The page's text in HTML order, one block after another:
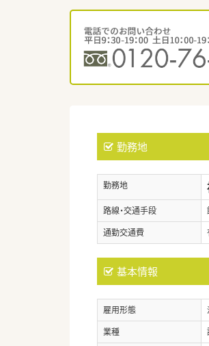
勤務地
勤務地
路線・交通手段
通勤交通費
基本情報
雇用形態
業種